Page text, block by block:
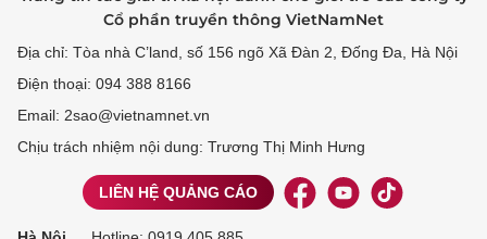
Cổ phần truyền thông VietNamNet
Địa chỉ: Tòa nhà C’land, số 156 ngõ Xã Đàn 2, Đống Đa, Hà Nội
Điện thoại: 094 388 8166
Email: 2sao@vietnamnet.vn
Chịu trách nhiệm nội dung: Trương Thị Minh Hưng
LIÊN HỆ QUẢNG CÁO